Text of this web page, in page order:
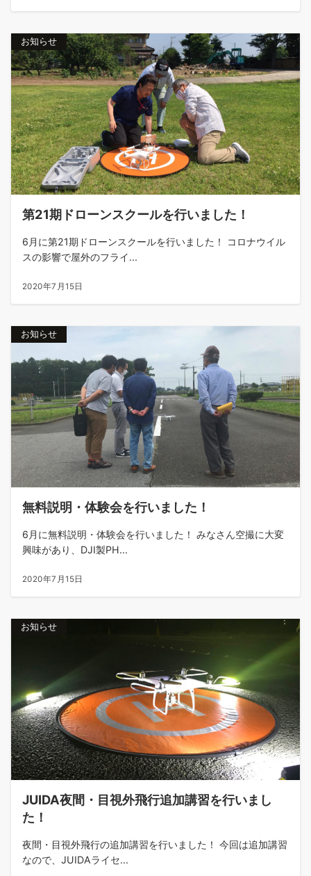
お知らせ
第21期ドローンスクールを行いました！
6月に第21期ドローンスクールを行いました！ コロナウイル
スの影響で屋外のフライ...
2020年7月15日
お知らせ
無料説明・体験会を行いました！
6月に無料説明・体験会を行いました！ みなさん空撮に大変
興味があり、DJI製PH...
2020年7月15日
お知らせ
JUIDA夜間・目視外飛行追加講習を行いまし
た！
夜間・目視外飛行の追加講習を行いました！ 今回は追加講習
なので、JUIDAライセ...